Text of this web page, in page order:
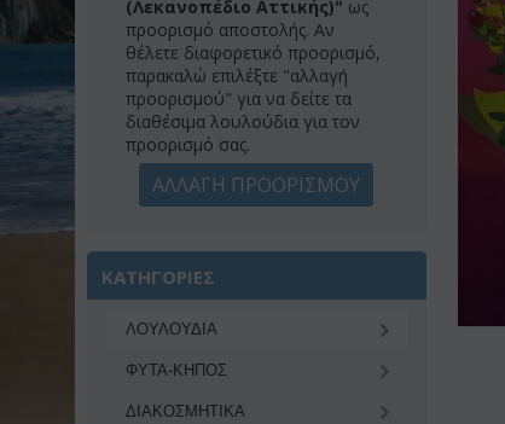
(Λεκανοπέδιο Αττικής)" ως
προορισμό αποστολής. Αν
θέλετε διαφορετικό προορισμό,
παρακαλώ επιλέξτε "αλλαγή
προορισμού" για να δείτε τα
διαθέσιμα λουλούδια για τον
προορισμό σας.
ΑΛΛΑΓΗ ΠΡΟΟΡΙΣΜΟΥ
ΚΑΤΗΓΟΡΙΕΣ
ΛΟΥΛΟΥΔΙΑ
ΦΥΤΑ-ΚΗΠΟΣ
ΔΙΑΚΟΣΜΗΤΙΚA